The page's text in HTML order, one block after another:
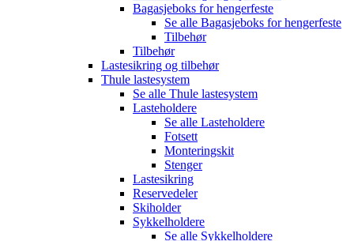
Bagasjeboks for hengerfeste
Se alle Bagasjeboks for hengerfeste
Tilbehør
Tilbehør
Lastesikring og tilbehør
Thule lastesystem
Se alle Thule lastesystem
Lasteholdere
Se alle Lasteholdere
Fotsett
Monteringskit
Stenger
Lastesikring
Reservedeler
Skiholder
Sykkelholdere
Se alle Sykkelholdere